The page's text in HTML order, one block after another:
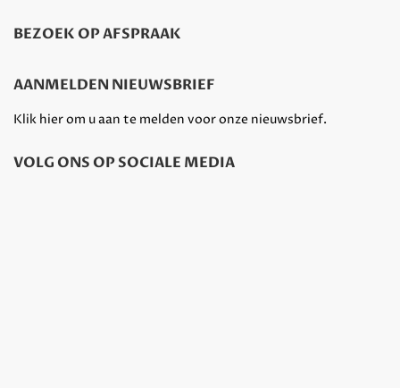
BEZOEK OP AFSPRAAK
AANMELDEN NIEUWSBRIEF
Klik hier om u aan te melden voor onze nieuwsbrief.
VOLG ONS OP SOCIALE MEDIA